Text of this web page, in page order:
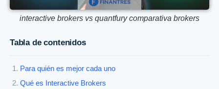
interactive brokers vs quantfury comparativa brokers
Tabla de contenidos
Para quién es mejor cada uno
Qué es Interactive Brokers